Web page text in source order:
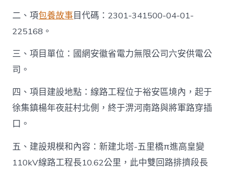
批
復
網
匯
總〉
中
二、項包養故事 目代碼：2301-341500-04-01-
225168。
三、項目單位：國網安徽省電力無限公司六安供電公
司。
四、項目建設地點：線路工程位于裕安區境內，起于
徐集鎮楊年夜莊村北側，終于淠河南路與將軍路穿插
口。
五、建設規模和內容：新建北塔-五里橋π進高皇變
110kV線路工程長10.62公里，此中雙回路排擠段長